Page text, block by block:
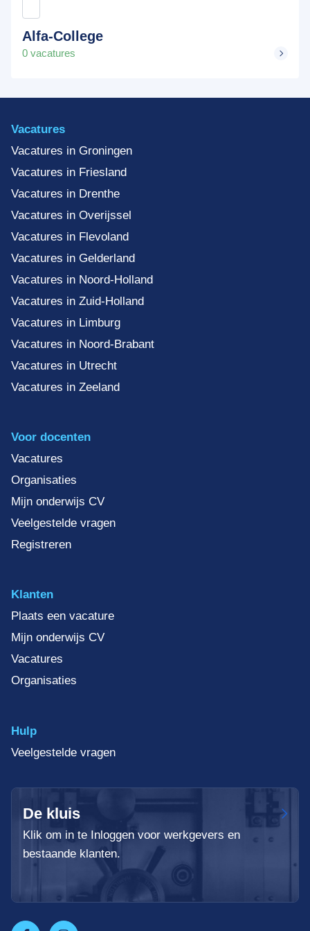
Alfa-College
0 vacatures
Vacatures
Vacatures in Groningen
Vacatures in Friesland
Vacatures in Drenthe
Vacatures in Overijssel
Vacatures in Flevoland
Vacatures in Gelderland
Vacatures in Noord-Holland
Vacatures in Zuid-Holland
Vacatures in Limburg
Vacatures in Noord-Brabant
Vacatures in Utrecht
Vacatures in Zeeland
Voor docenten
Vacatures
Organisaties
Mijn onderwijs CV
Veelgestelde vragen
Registreren
Klanten
Plaats een vacature
Mijn onderwijs CV
Vacatures
Organisaties
Hulp
Veelgestelde vragen
De kluis
Klik om in te Inloggen voor werkgevers en
bestaande klanten.